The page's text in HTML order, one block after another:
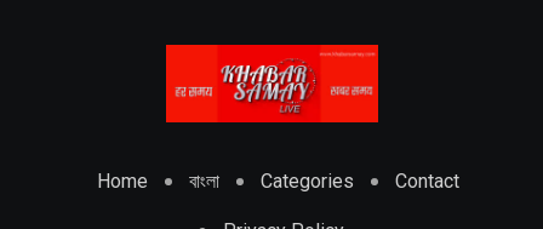
Home বাংলা Categories Contact